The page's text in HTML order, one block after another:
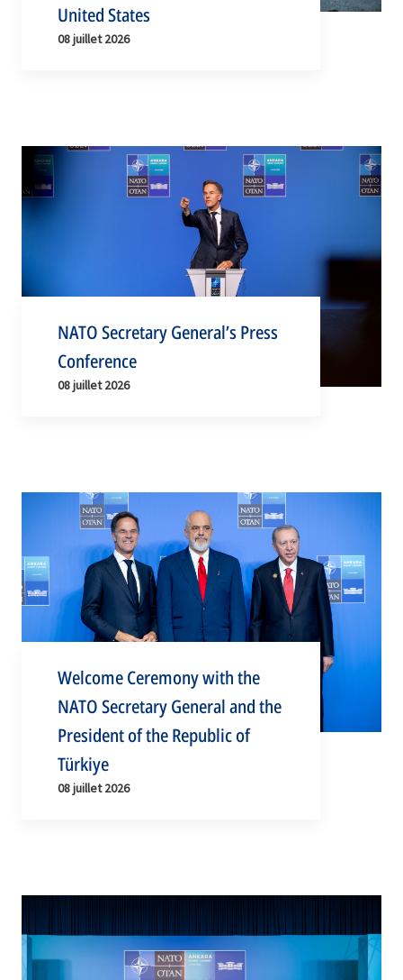
United States
08 juillet 2026
NATO Secretary General’s Press
Conference
08 juillet 2026
Welcome Ceremony with the
NATO Secretary General and the
President of the Republic of
Türkiye
08 juillet 2026